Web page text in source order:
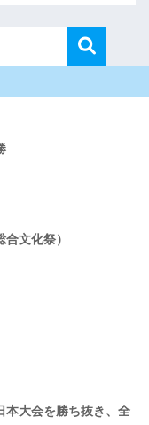
文化祭）
大会を勝ち抜き、全